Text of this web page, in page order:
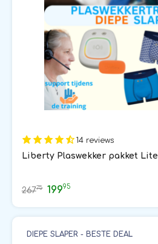
14 reviews
Liberty Plaswekker pakket Lite
26775 19995
DIEPE SLAPER - BESTE DEAL